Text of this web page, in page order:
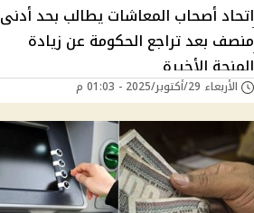
اتحاد أصحاب المعاشات يطالب بحد أدنى
منصف بعد تراجع الحكومة عن زيادة
المنحة الأخيرة
الأربعاء 29/أكتوبر/2025 - 01:03 م